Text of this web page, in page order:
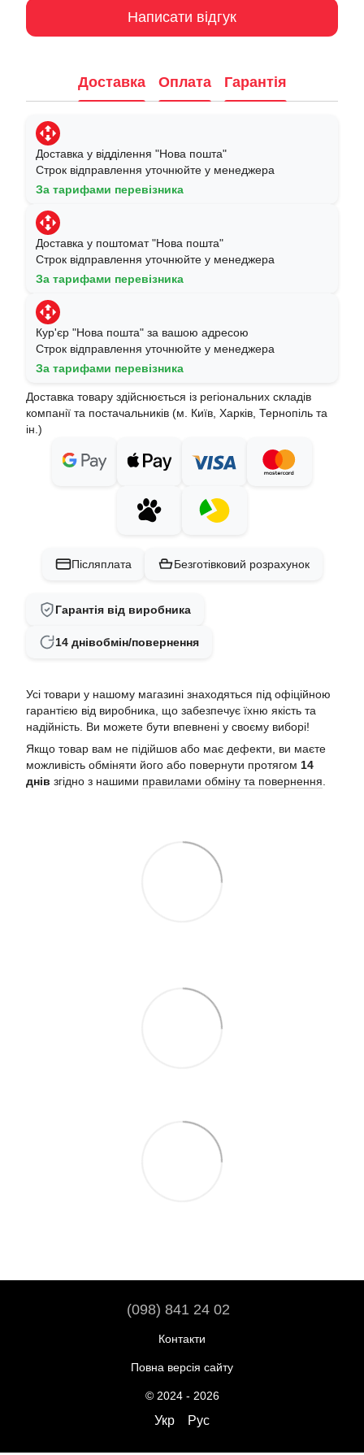
Написати відгук
Доставка Оплата Гарантія
Доставка у відділення "Нова пошта"
Строк відправлення уточнюйте у менеджера
За тарифами перевізника
Доставка у поштомат "Нова пошта"
Строк відправлення уточнюйте у менеджера
За тарифами перевізника
Кур'єр "Нова пошта" за вашою адресою
Строк відправлення уточнюйте у менеджера
За тарифами перевізника
Доставка товару здійснюється із регіональних складів
компанії та постачальників (м. Київ, Харків, Тернопіль та
ін.)
Післяплата Безготівковий розрахунок
Гарантія від виробника
14 днівобмін/повернення
Усі товари у нашому магазині знаходяться під офіційною
гарантією від виробника, що забезпечує їхню якість та
надійність. Ви можете бути впевнені у своєму виборі!
Якщо товар вам не підійшов або має дефекти, ви маєте
можливість обміняти його або повернути протягом 14
днів згідно з нашими правилами обміну та повернення
(098) 841 24 02
Контакти
Повна версія сайту
© 2024 - 2026
Укр Рус